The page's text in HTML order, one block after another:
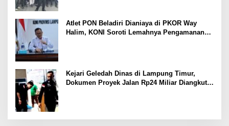
Atlet PON Beladiri Dianiaya di PKOR Way
Halim, KONI Soroti Lemahnya Pengamanan
Kejari Geledah Dinas di Lampung Timur,
Dokumen Proyek Jalan Rp24 Miliar Diangkut